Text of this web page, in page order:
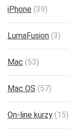
iPhone (39)
LumaFusion (3)
Mac (53)
Mac OS (57)
On-line kurzy (15)